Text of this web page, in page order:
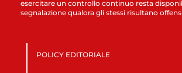
esercitare un controllo continuo resta
segnalazione qualora gli stessi risultano
POLICY EDITORIALE